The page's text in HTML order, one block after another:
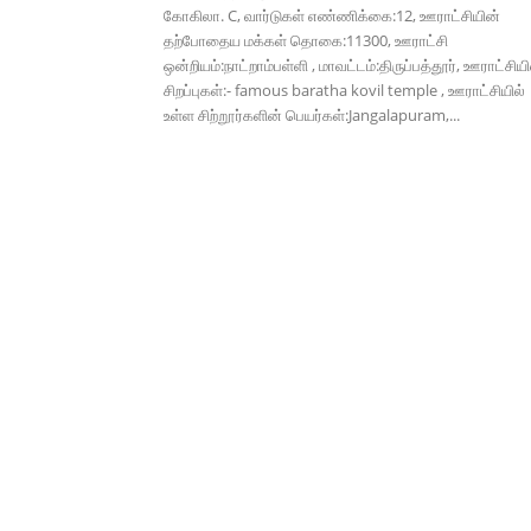
கோகிலா. C, வார்டுகள் எண்ணிக்கை:12, ஊராட்சியின்
தற்போதைய மக்கள் தொகை:11300, ஊராட்சி
ஒன்றியம்:நாட்றாம்பள்ளி , மாவட்டம்:திருப்பத்தூர்,
சிறப்புகள்:- famous baratha kovil temple , ஊராட்சியில்
உள்ள சிற்றூர்களின் பெயர்கள்:Jangalapuram,...